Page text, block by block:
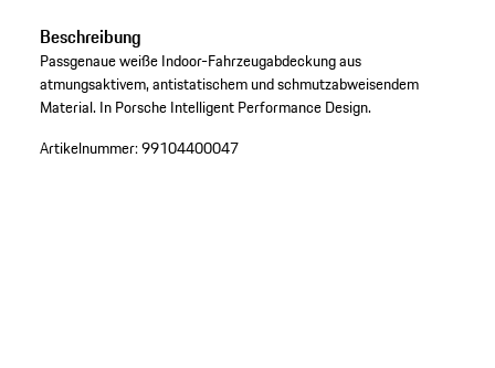
Beschreibung
Passgenaue weiße Indoor-Fahrzeugabdeckung aus
atmungsaktivem, antistatischem und schmutzabweisendem
Material. In Porsche Intelligent Performance Design.
Artikelnummer:99104400047